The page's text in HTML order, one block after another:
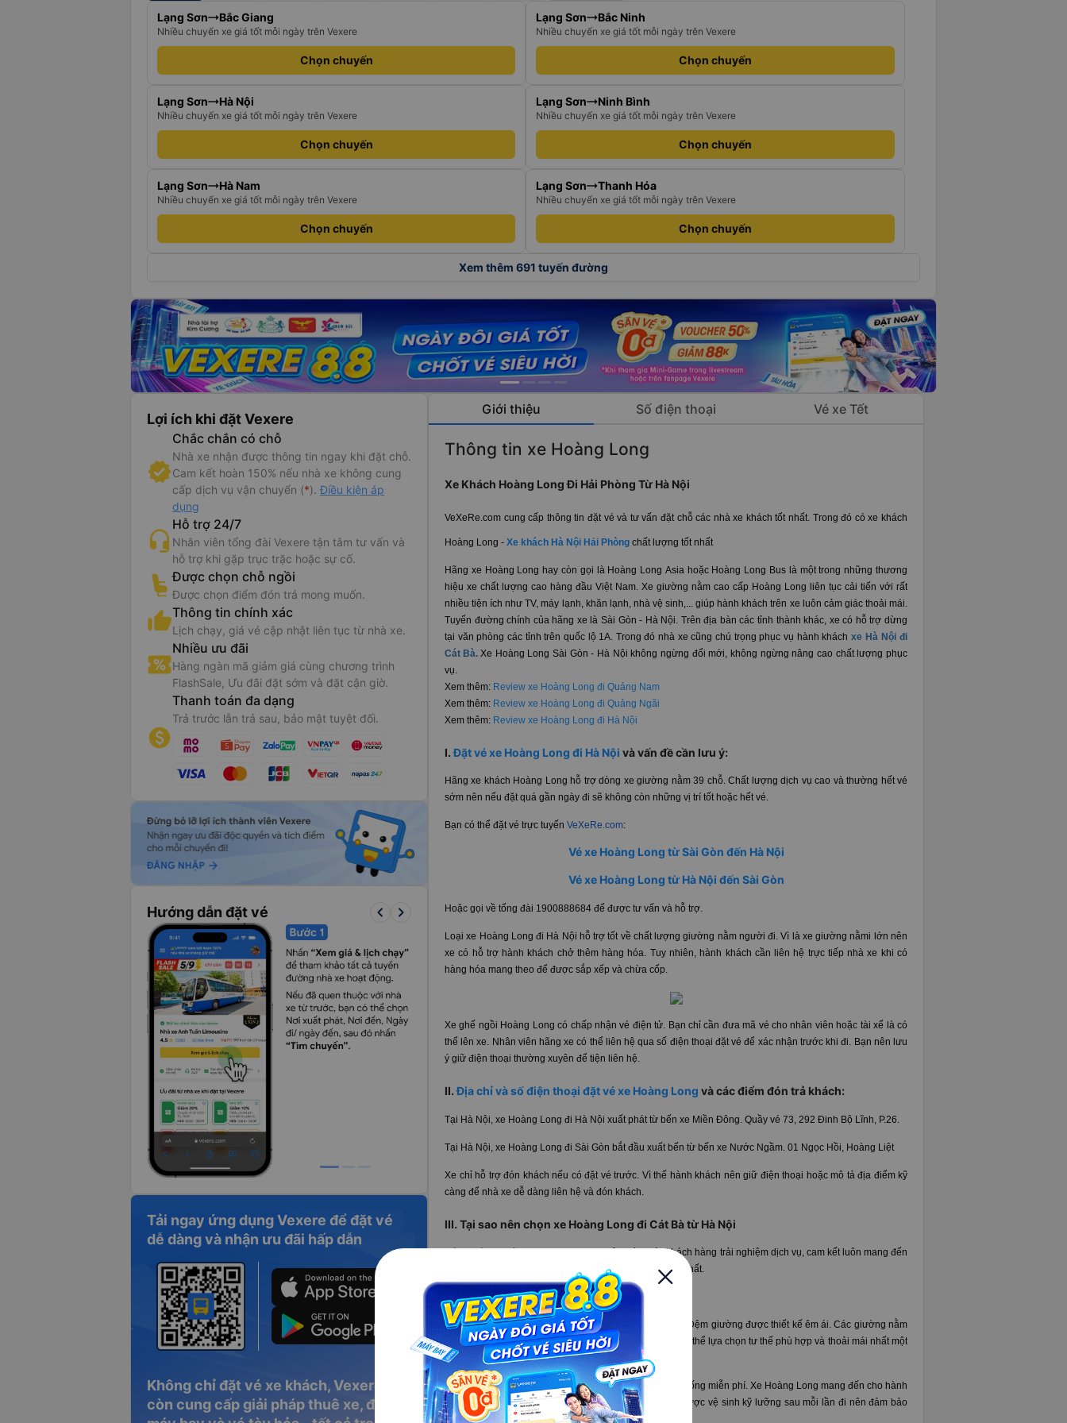
Lạng Sơn Bắc Giang
Nhiều chuyến xe giá tốt mỗi ngày trên Vexere
Chọn chuyến
Lạng Sơn Bắc Ninh
Nhiều chuyến xe giá tốt mỗi ngày trên Vexere
Chọn chuyến
Lạng Sơn Hà Nội
Nhiều chuyến xe giá tốt mỗi ngày trên Vexere
Chọn chuyến
Lạng Sơn Ninh Bình
Nhiều chuyến xe giá tốt mỗi ngày trên Vexere
Chọn chuyến
Lạng Sơn Hà Nam
Nhiều chuyến xe giá tốt mỗi ngày trên Vexere
Chọn chuyến
Lạng Sơn Thanh Hóa
Nhiều chuyến xe giá tốt mỗi ngày trên Vexere
Chọn chuyến
Xem thêm 691 tuyến đường
Lợi ích khi đặt Vexere
Chắc chắn có chỗ
Nhà xe nhận được thông tin ngay khi đặt chỗ.
Cam kết hoàn 150% nếu nhà xe không cung
cấp dịch vụ vận chuyển (*). Điều kiện áp
dụng
Hỗ trợ 24/7
Nhân viên tổng đài Vexere tận tâm tư vấn và
hỗ trợ khi gặp trục trặc hoặc sự cố.
Được chọn chỗ ngồi
Được chọn điểm đón trả mong muốn.
Thông tin chính xác
Lịch chạy, giá vé cập nhật liên tục từ nhà xe.
Nhiều ưu đãi
Hàng ngàn mã giảm giá cùng chương trình
FlashSale, Ưu đãi đặt sớm và đặt cận giờ.
Thanh toán đa dạng
Trả trước lẫn trả sau, bảo mật tuyệt đối.
Hướng dẫn đặt vé keyboard_arrow_left keyboard_arrow_right
Tải ngay ứng dụng Vexere để đặt vé
dễ dàng và nhận ưu đãi hấp dẫn
Không chỉ đặt vé xe khách, Vexere
còn cung cấp giải pháp thuê xe, đặt vé
Giới thiệu Số điện thoại Vé xe Tết
Thông tin xe Hoàng Long
Xe Khách Hoàng Long Đi Hải Phòng Từ Hà Nội
VeXeRe.com cung cấp thông tin đặt vé và tư vấn đặt chỗ các nhà xe khách tốt nhất. Trong đó có xe khách
Hoàng Long - Xe khách Hà Nội Hải Phòng chất lượng tốt nhất
Hãng xe Hoàng Long hay còn gọi là Hoàng Long Asia hoặc Hoàng Long Bus là một trong những thương
hiệu xe chất lượng cao hàng đầu Việt Nam. Xe giường nằm cao cấp Hoàng Long liên tục cải tiến với rất
nhiều tiện ích như TV, máy lạnh, khăn lạnh, nhà vệ sinh,... giúp hành khách trên xe luôn cảm giác thoải mái.
Tuyến đường chính của hãng xe là Sài Gòn - Hà Nội. Trên địa bàn các tỉnh thành khác, xe có hỗ trợ dừng
tại văn phòng các tỉnh trên quốc lộ 1A. Trong đó nhà xe cũng chú trọng phục vụ hành khách xe Hà Nội đi
Cát Bà. Xe Hoàng Long Sài Gòn - Hà Nội không ngừng đổi mới, không ngừng nâng cao chất lượng phục
vụ.
Xem thêm: Review xe Hoàng Long đi Quảng Nam
Xem thêm: Review xe Hoàng Long đi Quảng Ngãi
Xem thêm: Review xe Hoàng Long đi Hà Nội
I.Đặt vé xe Hoàng Long đi Hà Nội và vấn đề cần lưu ý:
Hãng xe khách Hoàng Long hỗ trợ dòng xe giường nằm 39 chỗ. Chất lượng dịch vụ cao và thường hết vé
sớm nên nếu đặt quá gần ngày đi sẽ không còn những vị trí tốt hoặc hết vé.
Bạn có thể đặt vé trực tuyến VeXeRe.com:
Vé xe Hoàng Long từ Sài Gòn đến Hà Nội
Vé xe Hoàng Long từ Hà Nội đến Sài Gòn
Hoặc gọi về tổng đài 1900888684 để được tư vấn và hỗ trợ.
Loại xe Hoàng Long đi Hà Nội hỗ trợ tốt về chất lượng giường nằm người đi. Vì là xe giường nằmi lớn nên
xe có hỗ trợ hành khách chở thêm hàng hóa. Tuy nhiên, hành khách cần liên hệ trực tiếp nhà xe khi có
hàng hóa mang theo để được sắp xếp và chừa cốp.
Xe ghế ngồi Hoàng Long có chấp nhận vé điện tử. Bạn chỉ cần đưa mã vé cho nhân viên hoặc tài xế là có
thể lên xe. Nhân viên hãng xe có thể liên hệ qua số điện thoại đặt vé để xác nhận trước khi đi. Bạn nên lưu
ý giữ điện thoại thường xuyên để tiện liên hệ.
II.Địa chỉ và số điện thoại đặt vé xe Hoàng Long và các điểm đón trả khách:
Tại Hà Nội, xe Hoàng Long đi Hà Nội xuất phát từ bến xe Miền Đông. Quầy vé 73, 292 Đinh Bộ Lĩnh, P.26.
Tại Hà Nội, xe Hoàng Long đi Sài Gòn bắt đầu xuất bến từ bến xe Nước Ngầm. 01 Ngọc Hồi, Hoàng Liệt
Xe chỉ hỗ trợ đón khách nếu có đặt vé trước. Vì thế hành khách nên giữ điện thoại hoặc mô tả địa điểm kỹ
càng để nhà xe dễ dàng liên hệ và đón khách.
III. Tại sao nên chọn xe Hoàng Long đi Cát Bà từ Hà Nội
đạt 4.0 sao bởi chính các khách hàng trải nghiệm dịch vụ, cam kết luôn mang đến
chất lượng cao cấp nhất, sự hỗ trợ khách hàng tận tình nhất.
Dòng xe giường nằm cao cấp với 39 chỗ ngồi, rộng rãi. Đệm giường được thiết kế êm ái. Các giường nằm
được thiết kế nút điều chỉnh độ nghiêng. Hành khách có thể lựa chọn tư thế phù hợp và thoải mái nhất một
cách dễ dàng, nhanh chóng.
Mỗi giường của hành khách có sẵn khăn lạnh và nước uống miễn phí. Xe Hoàng Long mang đến cho hành
khách trải nghiệm đi xe thú vị với tivi LED 21 inch. Xe được vệ sinh kỹ lưỡng sau mỗi lần đi nên đảm bảo
sạch sẽ và sang trọng cho hành khách.